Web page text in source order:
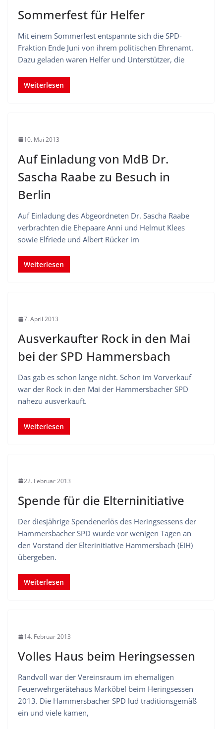
Sommerfest für Helfer
Mit einem Sommerfest entspannte sich die SPD-
Fraktion Ende Juni von ihrem politischen Ehrenamt.
Dazu geladen waren Helfer und Unterstützer, die
Weiterlesen
10. Mai 2013
Auf Einladung von MdB Dr.
Sascha Raabe zu Besuch in
Berlin
Auf Einladung des Abgeordneten Dr. Sascha Raabe
verbrachten die Ehepaare Anni und Helmut Klees
sowie Elfriede und Albert Rücker im
Weiterlesen
7. April 2013
Ausverkaufter Rock in den Mai
bei der SPD Hammersbach
Das gab es schon lange nicht. Schon im Vorverkauf
war der Rock in den Mai der Hammersbacher SPD
nahezu ausverkauft.
Weiterlesen
22. Februar 2013
Spende für die Elterninitiative
Der diesjährige Spendenerlös des Heringsessens der
Hammersbacher SPD wurde vor wenigen Tagen an
den Vorstand der Elterinitiative Hammersbach (EIH)
übergeben.
Weiterlesen
14. Februar 2013
Volles Haus beim Heringsessen
Randvoll war der Vereinsraum im ehemaligen
Feuerwehrgerätehaus Marköbel beim Heringsessen
2013. Die Hammersbacher SPD lud traditionsgemäß
ein und viele kamen,